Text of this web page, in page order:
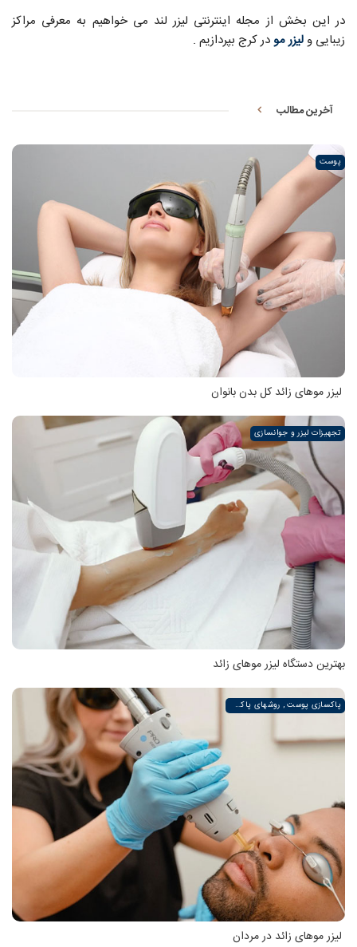
در این بخش از مجله اینترنتی لیزر لند می خواهیم به معرفی مراکز
زیبایی ولیزر مودر کرج بپردازیم .
آخرین مطالب
پوست
لیزر موهای زائد کل بدن بانوان
تجهیزات لیزر و جوانسازی
بهترین دستگاه لیزر موهای زائد
پاکسازی پوست , روشهای پاکسازی پوست صورت و دست , پاکسازی انواع مختلف پوست | لیزر لند
لیزر موهای زائد در مردان